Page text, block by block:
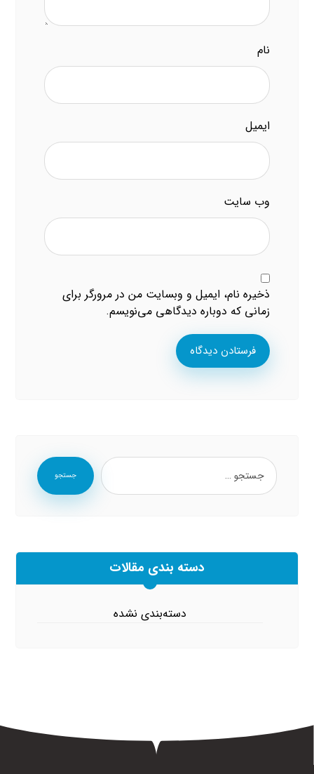
نام
ایمیل
وب‌ سایت
ذخیره نام، ایمیل و وبسایت من در مرورگر برای
زمانی که دوباره دیدگاهی می‌نویسم.
فرستادن دیدگاه
جستجو
دسته بندی مقالات
دسته‌بندی نشده